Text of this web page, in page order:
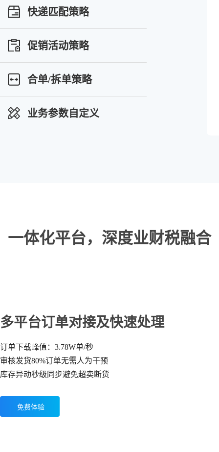
快递匹配策略
促销活动策略
合单/拆单策略
业务参数自定义
一体化平台，深度业财税融合
多平台订单对接及快速处理
订单下载峰值：3.78W单/秒
审核发货80%订单无需人为干预
库存异动秒级同步避免超卖断货
免费体验